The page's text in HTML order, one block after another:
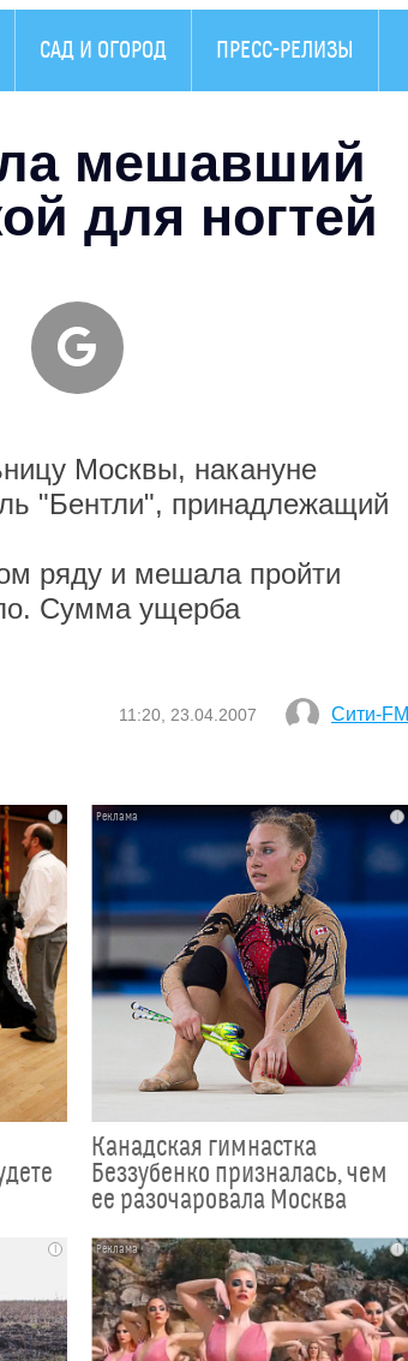
САД И ОГОРОД ПРЕСС-РЕЛИЗЫ
мешавший
для ногтей
Москвы, накануне
"Бентли", принадлежащий
ряду и мешала пройти
Сумма ущерба
11:20, 23.04.2007 Сити-FM
i i
Канадская гимнастка
Беззубенко призналась, чем
ее разочаровала Москва
i i